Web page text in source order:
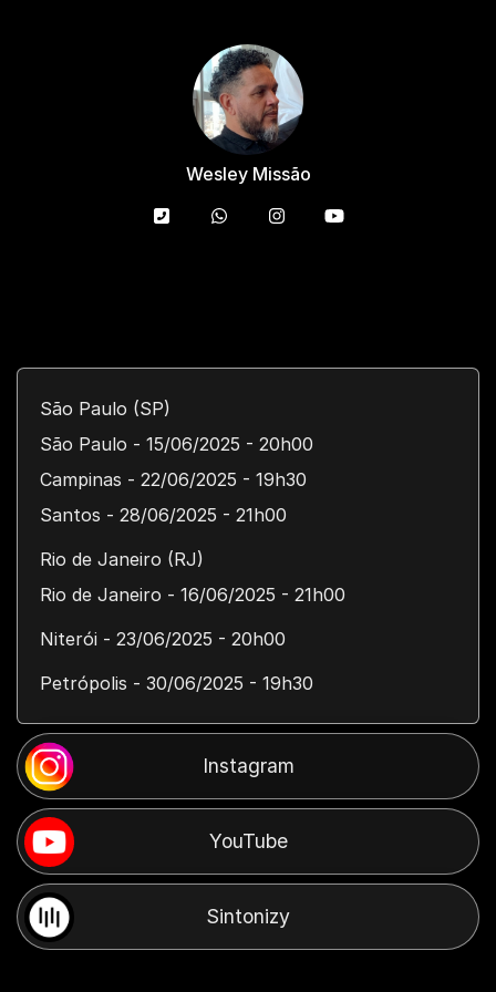
Wesley Missão
São Paulo (SP)
São Paulo - 15/06/2025 - 20h00
Campinas - 22/06/2025 - 19h30
Santos - 28/06/2025 - 21h00
Rio de Janeiro (RJ)
Rio de Janeiro - 16/06/2025 - 21h00
Niterói - 23/06/2025 - 20h00
Petrópolis - 30/06/2025 - 19h30
Instagram
YouTube
Sintonizy